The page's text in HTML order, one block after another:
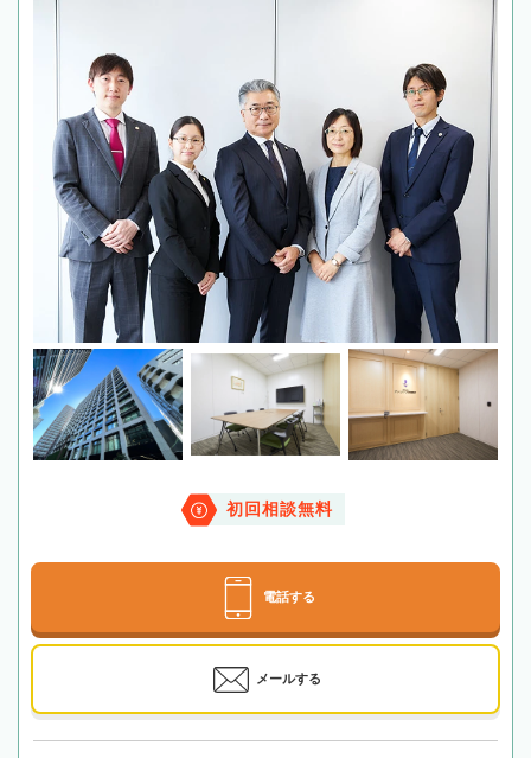
初回相談無料
電話する
メールする